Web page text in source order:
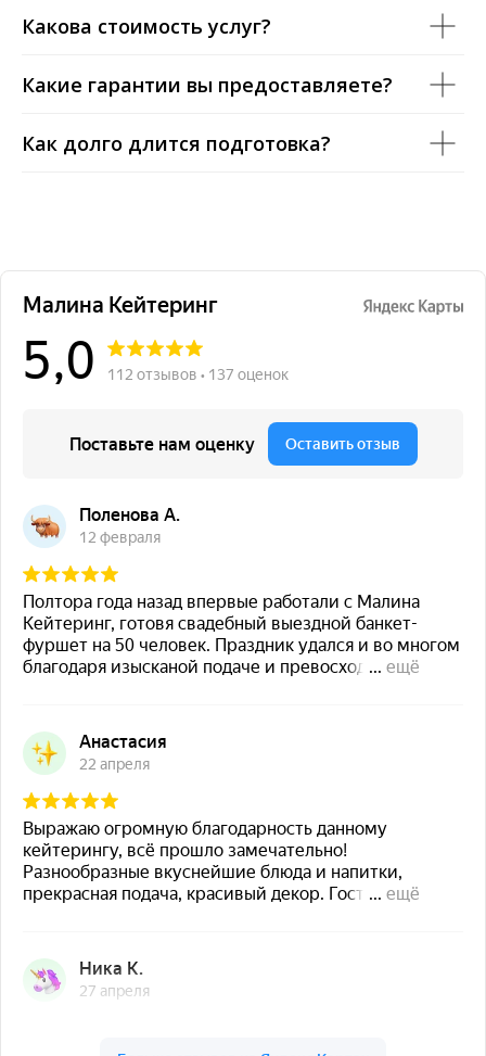
Какова стоимость услуг?
Какие гарантии вы предоставляете?
Как долго длится подготовка?